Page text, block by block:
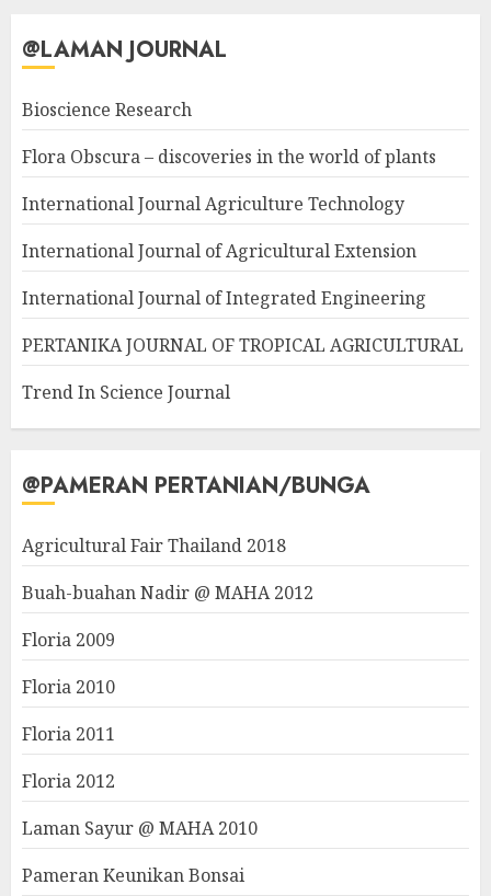
@LAMAN JOURNAL
Bioscience Research
Flora Obscura – discoveries in the world of plants
International Journal Agriculture Technology
International Journal of Agricultural Extension
International Journal of Integrated Engineering
PERTANIKA JOURNAL OF TROPICAL AGRICULTURAL
Trend In Science Journal
@PAMERAN PERTANIAN/BUNGA
Agricultural Fair Thailand 2018
Buah-buahan Nadir @ MAHA 2012
Floria 2009
Floria 2010
Floria 2011
Floria 2012
Laman Sayur @ MAHA 2010
Pameran Keunikan Bonsai